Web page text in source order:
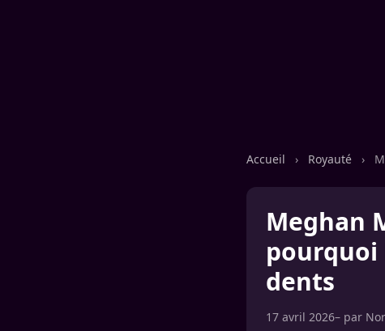
Accueil › Royauté ›
Meghan
pourquoi
dents
17 avril 2026– par